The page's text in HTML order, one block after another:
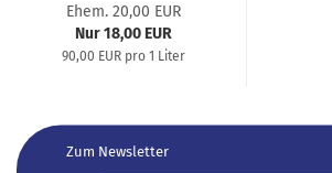
Ehem. 20,00 EUR
Nur 18,00 EUR
90,00 EUR pro 1 Liter
Zum Newsletter